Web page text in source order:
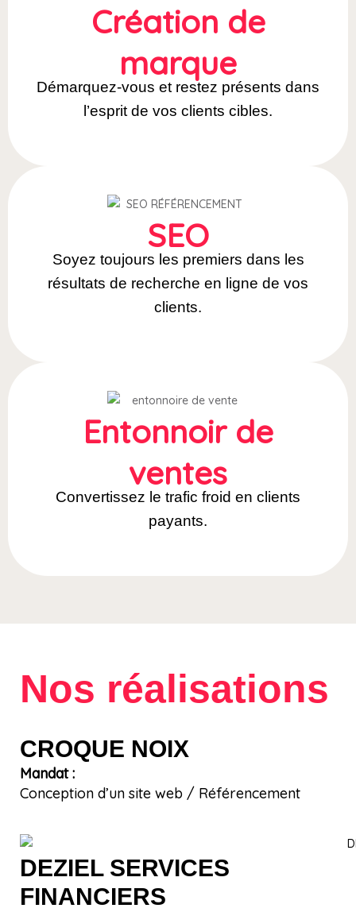
Création de
marque
Démarquez-vous et restez présents dans
l’esprit de vos clients cibles.
SEO
Soyez toujours les premiers dans les
résultats de recherche en ligne de vos
clients.
Entonnoir de
ventes
Convertissez le trafic froid en clients
payants.
Nos réalisations
CROQUE NOIX
Mandat :
Conception d’un site web / Référencement
DEZIEL SERVICES
FINANCIERS